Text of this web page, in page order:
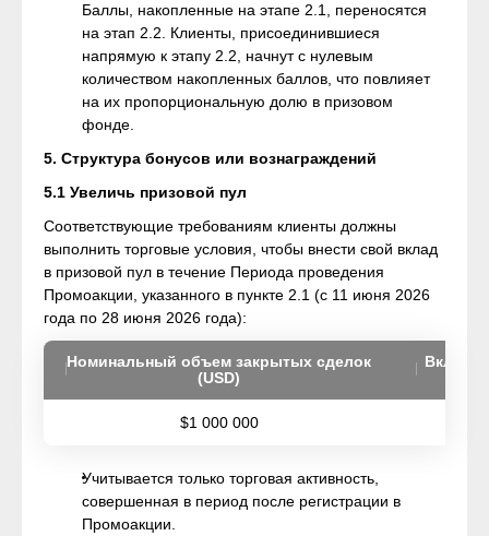
Баллы, накопленные на этапе 2.1, переносятся
на этап 2.2. Клиенты, присоединившиеся
напрямую к этапу 2.2, начнут с нулевым
количеством накопленных баллов, что повлияет
на их пропорциональную долю в призовом
фонде.
5. Структура бонусов или вознаграждений
5.1 Увеличь призовой пул
Соответствующие требованиям клиенты должны
выполнить торговые условия, чтобы внести свой вклад
в призовой пул в течение Периода проведения
Промоакции, указанного в пункте 2.1 (с 11 июня 2026
года по 28 июня 2026 года):
Номинальный объем закрытых сделок
(USD)
Вклад
$1 000 000
Учитывается только торговая активность,
совершенная в период после регистрации в
Промоакции.